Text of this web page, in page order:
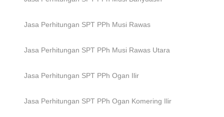
Jasa Perhitungan SPT PPh Musi Rawas
Jasa Perhitungan SPT PPh Musi Rawas Utara
Jasa Perhitungan SPT PPh Ogan Ilir
Jasa Perhitungan SPT PPh Ogan Komering Ilir